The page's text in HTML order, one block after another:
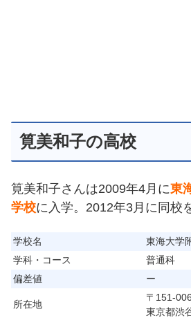
筧美和子の高校
筧美和子さんは2009年4月に東
学校に入学。2012年3月に同校
学校名
東海大学
学科・コース
普通科
偏差値
ー
所在地
〒151-
東京都渋